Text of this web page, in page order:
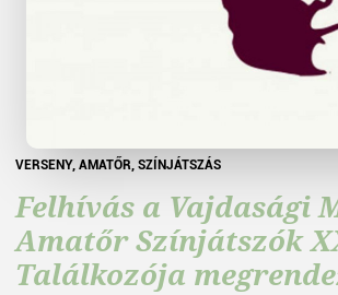
VERSENY, AMATŐR, SZÍNJÁTSZÁS
Felhívás a Vajdasági
Amatőr Színjátszók
Találkozója